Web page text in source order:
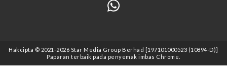
Hakcipta © 2021 -2026 Star Media Group Berhad [197101000523 (10894-D)]
Paparan terbaik pada penyemak imbas Chrome.